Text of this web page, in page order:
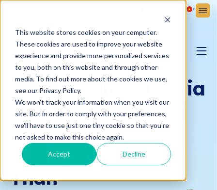
This website stores cookies on your computer.
These cookies are used to improve your website
experience and provide more personalized services
to you, both on this website and through other
media. To find out more about the cookies we use,
see our Privacy Policy.
We won't track your information when you visit our
site. But in order to comply with your preferences,
we'll have to use just one tiny cookie so that you're
not asked to make this choice again.
Accept Decline
TIN TỨC
BLOG YÊU CON
BẢN TIN VICTORIA
120 tài năng Victoria
School tỏa sáng tại
ngày casting nhạc
kịch “Chiếc Nỏ
Thần”